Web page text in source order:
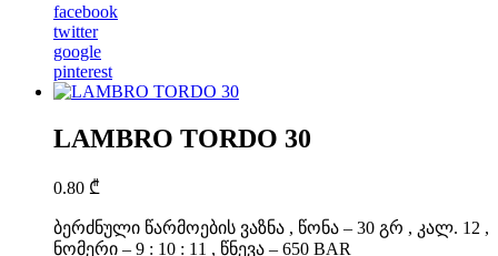
facebook
twitter
google
pinterest
LAMBRO TORDO 30
0.80 ₾
ბერძნული წარმოების ვაზნა , წონა – 30 გრ , კალ. 12 ,
ნომერი – 9 : 10 : 11 , წნევა – 650 BAR